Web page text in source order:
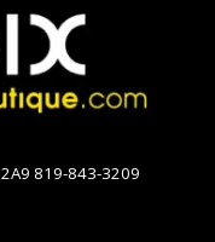
819-843-3209